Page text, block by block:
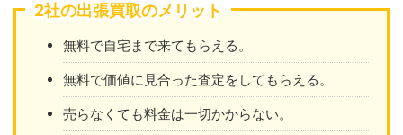
2社の出張買取のメリット
無料で自宅まで来てもらえる。
無料で価値に見合った査定をしてもらえる。
売らなくても料金は一切かからない。